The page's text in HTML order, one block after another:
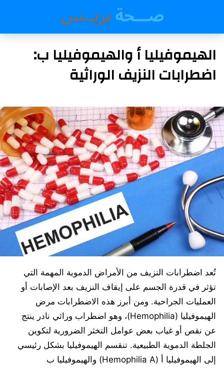
الهيموفيليا أ والهيموفيليا ب:
اضطرابات النزيف الوراثية
تُعد اضطرابات النزيف من الأمراض الدموية المهمة التي
تؤثر في قدرة الجسم على إيقاف النزيف بعد الإصابات أو
العمليات الجراحية. ومن أبرز هذه الاضطرابات مرض
الهيموفيليا (Hemophilia)، وهو اضطراب وراثي نادر ينتج
عن نقص أو غياب بعض عوامل التخثر الضرورية لتكوين
الجلطة الدموية الطبيعية. تنقسم الهيموفيليا بشكل رئيسي
إلى الهيموفيليا أ (Hemophilia A) والهيموفيليا ب